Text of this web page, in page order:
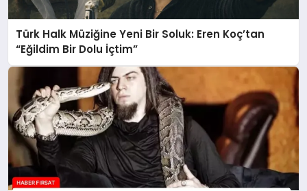
Türk Halk Müziğine Yeni Bir Soluk: Eren Koç’tan
“Eğildim Bir Dolu İçtim”